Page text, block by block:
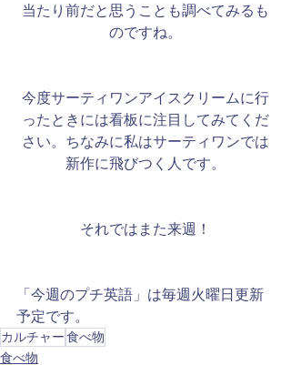
当たり前だと思うことも調べてみるも
のですね。
今度サーティワンアイスクリームに行
ったときには看板に注目してみてくだ
さい。ちなみに私はサーティワンでは
新作に飛びつく人です。
​それではまた来週！
「今週のプチ英語」は毎週火曜日更新
予定です。
カルチャー食べ物
食べ物